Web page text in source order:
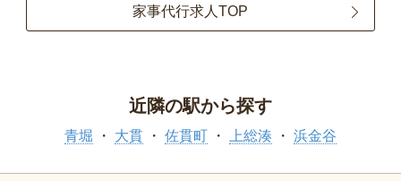
家事代行求人TOP
近隣の駅から探す
青堀 大貫 佐貫町 上総湊 浜金谷